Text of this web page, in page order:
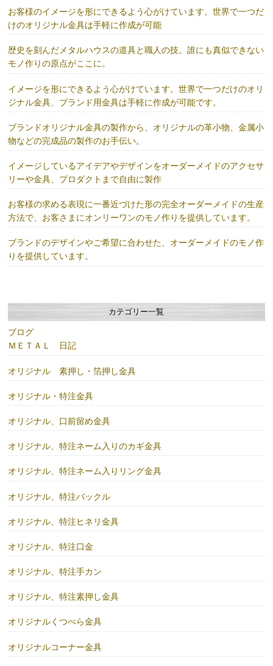
お客様のイメージを形にできるよう心がけています。世界で一つだ
けのオリジナル金具は手軽に作成が可能
歴史を刻んだメタルハウスの道具と職人の技。誰にも真似できない
モノ作りの原点がここに。
イメージを形にできるよう心がけています。世界で一つだけのオリ
ジナル金具、ブランド用金具は手軽に作成が可能です。
ブランドオリジナル金具の製作から、オリジナルの革小物、金属小
物などの完成品の製作のお手伝い。
イメージしているアイデアやデザインをオーダーメイドのアクセサ
リーや金具、プロダクトまで自由に製作
お客様の求める表現に一番近づけた形の完全オーダーメイドの生産
方法で、お客さまにオンリーワンのモノ作りを提供しています。
ブランドのデザインやご希望に合わせた、オーダーメイドのモノ作
りを提供しています。
カテゴリー一覧
ブログ
ＭＥＴＡＬ 日記
オリジナル 素押し・箔押し金具
オリジナル・特注金具
オリジナル、口前留め金具
オリジナル、特注ネーム入りのカギ金具
オリジナル、特注ネーム入りリング金具
オリジナル、特注バックル
オリジナル、特注ヒネリ金具
オリジナル、特注口金
オリジナル、特注手カン
オリジナル、特注素押し金具
オリジナルくつべら金具
オリジナルコーナー金具